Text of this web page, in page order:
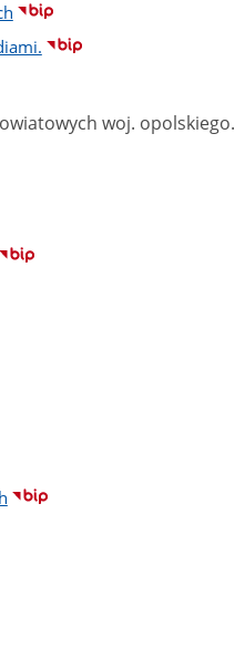
woj. opolskiego.